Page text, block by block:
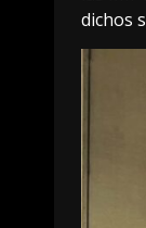
dichos